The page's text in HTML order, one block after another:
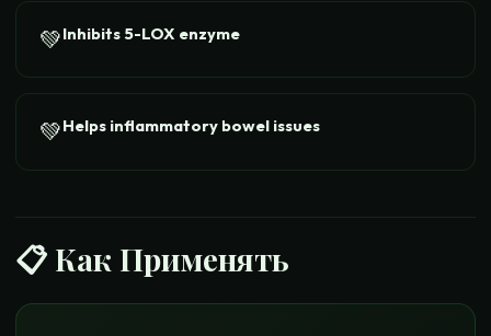
💚Inhibits 5-LOX enzyme
💚Helps inflammatory bowel issues
📋 Как Применять